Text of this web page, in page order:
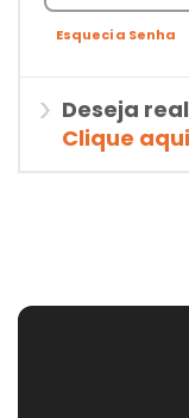
Esqueci a Senha
Deseja
Clique aqui